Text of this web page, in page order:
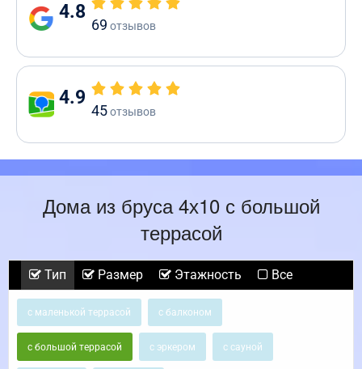
4.8
69 отзывов
4.9
45отзывов
Дома из бруса 4х10 с большой
террасой
Тип Размер Этажность Все
с маленькой террасой с балконом
с большой террасой с эркером с сауной